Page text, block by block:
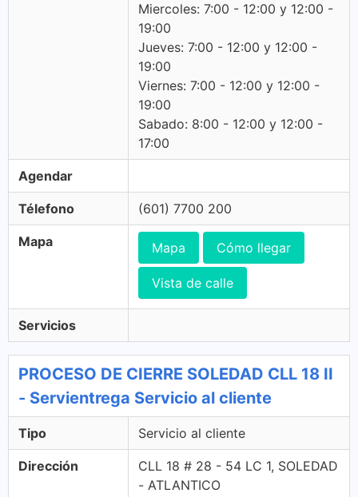
Miercoles: 7:00 - 12:00 y 12:00 -
19:00
Jueves: 7:00 - 12:00 y 12:00 -
19:00
Viernes: 7:00 - 12:00 y 12:00 -
19:00
Sabado: 8:00 - 12:00 y 12:00 -
17:00
Agendar
Télefono (601) 7700 200
Mapa Mapa Cómo llegar
Vista de calle
Servicios
PROCESO DE CIERRE SOLEDAD CLL 18 II
- Servientrega Servicio al cliente
Tipo Servicio al cliente
Dirección
CLL 18 # 28 - 54 LC 1, SOLEDAD
- ATLANTICO